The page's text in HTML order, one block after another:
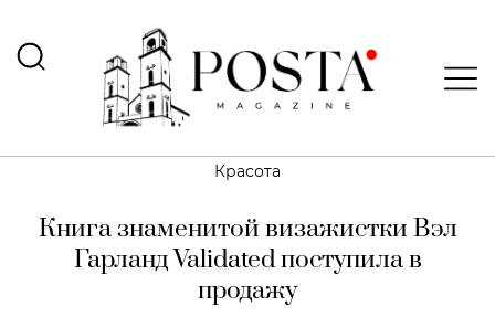
Красота
Книга знаменитой визажистки Вэл
Гарланд Validated поступила в
продажу